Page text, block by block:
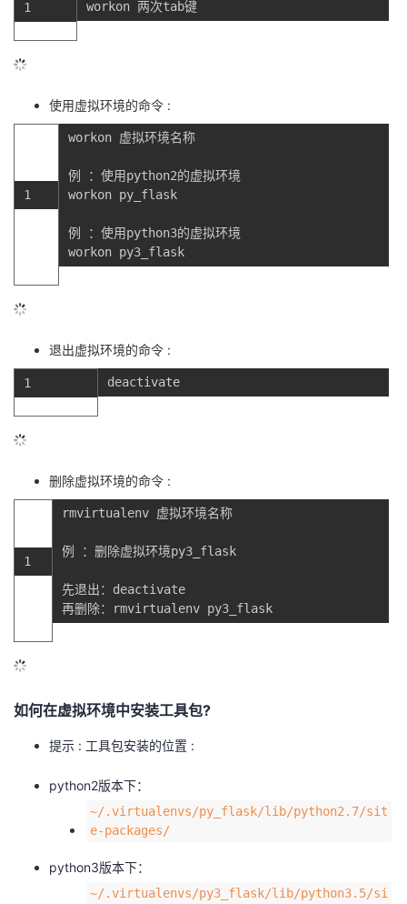
1 workon 两次tab键
使用虚拟环境的命令 :
1
workon 虚拟环境名称
例 ： 使用python2的虚拟环境
workon py_flask
例 ： 使用python3的虚拟环境
workon py3_flask
退出虚拟环境的命令 :
1 deactivate
删除虚拟环境的命令 :
1
rmvirtualenv 虚拟环境名称
例 ： 删除虚拟环境py3_flask
先退出： deactivate
再删除： rmvirtualenv py3_flask
如何在虚拟环境中安装工具包?
提示 : 工具包安装的位置 :
python2版本下：
~/.virtualenvs/py_flask/lib/python2.7/sit
e-packages/
python3版本下：
~/.virtualenvs/py3_flask/lib/python3.5/si